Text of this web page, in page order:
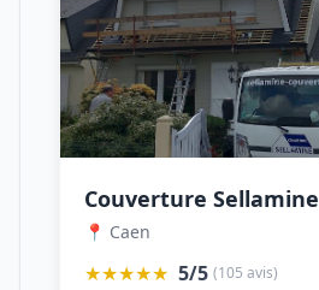
Couverture Sellamine
📍 Caen
★★★★★ 5/5 (105 avis)